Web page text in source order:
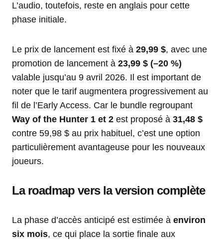
L’audio, toutefois, reste en anglais pour cette
phase initiale.
Le prix de lancement est fixé à 29,99 $, avec une
promotion de lancement à 23,99 $ (–20 %)
valable jusqu’au 9 avril 2026. Il est important de
noter que le tarif augmentera progressivement au
fil de l’Early Access. Car le bundle regroupant
Way of the Hunter 1 et 2 est proposé à 31,48 $
contre 59,98 $ au prix habituel, c’est une option
particulièrement avantageuse pour les nouveaux
joueurs.
La roadmap vers la version complète
La phase d’accès anticipé est estimée à environ
six mois, ce qui place la sortie finale aux